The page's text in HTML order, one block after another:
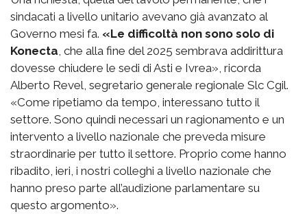
sindacati a livello unitario avevano già avanzato al
Governo mesi fa. «Le difficoltà non sono solo di
Konecta, che alla fine del 2025 sembrava addirittura
dovesse chiudere le sedi di Asti e Ivrea», ricorda
Alberto Revel, segretario generale regionale Slc Cgil.
«Come ripetiamo da tempo, interessano tutto il
settore. Sono quindi necessari un ragionamento e un
intervento a livello nazionale che preveda misure
straordinarie per tutto il settore. Proprio come hanno
ribadito, ieri, i nostri colleghi a livello nazionale che
hanno preso parte all’audizione parlamentare su
questo argomento».